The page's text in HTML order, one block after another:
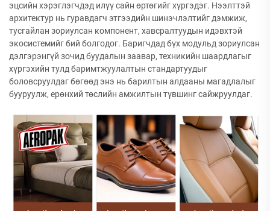
эцсийн хэрэглэгчдэд илүү сайн өртөгийг хүргэдэг. Нээлттэй
архитектур нь гуравдагч этгээдийн шинэчлэлтийг дэмжиж,
тусгайлан зориулсан компонент, хавсралтуудын идэвхтэй
экосистемийг бий болгодог. Баригчдад бүх модульд зориулсан
дэлгэрэнгүй зочид буудалын заавар, техникийн шаардлагыг
хүргэхийн тулд баримтжуулалтын стандартуудыг
боловсруулдаг бөгөөд энэ нь барилтын алдааны магадлалыг
бууруулж, ерөнхий төслийн амжилтын түвшинг сайжруулдаг.